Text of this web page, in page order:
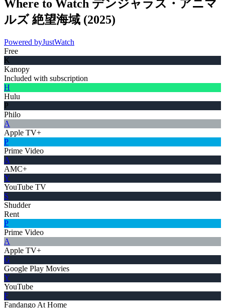
Where to Watch デンジャラス・アニマ
ルズ 絶望海域 (2025)
Powered byJustWatch
Free
K
Kanopy
Included with subscription
H
Hulu
P
Philo
A
Apple TV+
P
Prime Video
A
AMC+
Y
YouTube TV
S
Shudder
Rent
P
Prime Video
A
Apple TV+
G
Google Play Movies
Y
YouTube
F
Fandango At Home